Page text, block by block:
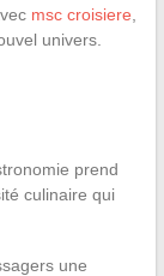
msc croisiere
univers.
prend
culinaire qui
une